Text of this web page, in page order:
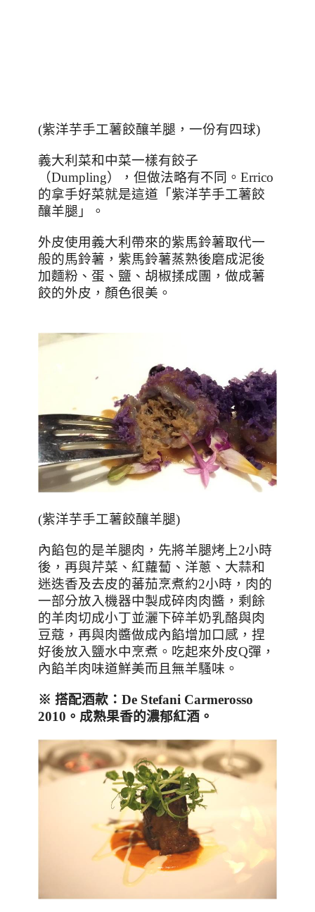
(紫洋芋手工薯餃釀羊腿，一份有四球)
義大利菜和中菜一樣有餃子
（Dumpling），但做法略有不同。 Errico
的拿手好菜就是這道「紫洋芋手工薯餃
釀羊腿」。
外皮使用義大利帶來的紫馬鈴薯取代一
般的馬鈴薯，紫馬鈴薯蒸熟後磨成泥後
加麵粉、蛋、鹽、胡椒揉成團，做成薯
餃的外皮，顏色很美。
(紫洋芋手工薯餃釀羊腿)
內餡包的是羊腿肉，先將羊腿烤上2小時
後，再與芹菜、紅蘿蔔、洋蔥、大蒜和
迷迭香及去皮的蕃茄烹煮約2小時，肉的
一部分放入機器中製成碎肉肉醬，剩餘
的羊肉切成小丁並灑下碎羊奶乳酪與肉
豆蔻，再與肉醬做成內餡增加口感，捏
好後放入鹽水中烹煮。吃起來外皮Q彈，
內餡羊肉味道鮮美而且無羊騷味。
※ 搭配酒款： De Stefani Carmerosso
2010 。成熟果香的濃郁紅酒 。